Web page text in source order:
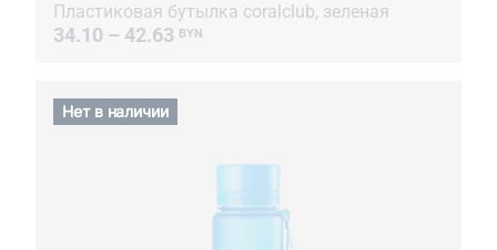
Пластиковая бутылка coralclub, зеленая
34.10 – 42.63 BYN
Нет в наличии